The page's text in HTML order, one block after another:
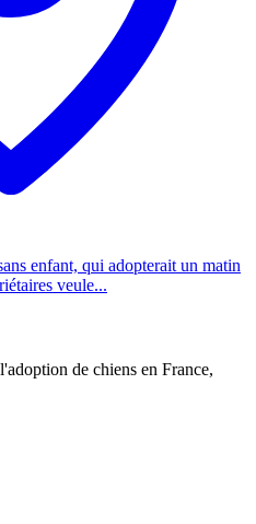
enfant, qui adopterait un matin
veule...
de chiens en France,